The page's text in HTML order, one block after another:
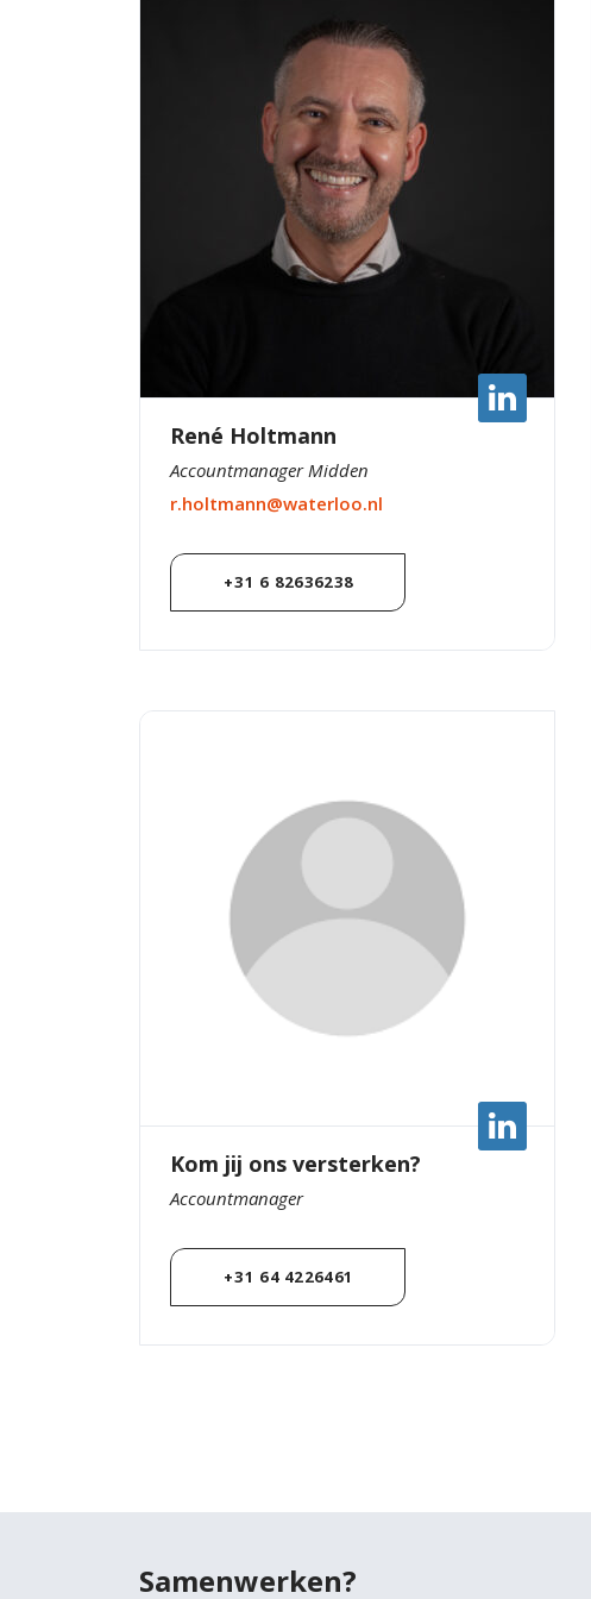
René Holtmann
Accountmanager Midden
r.holtmann@waterloo.nl
+31 6 82636238
Kom jij ons versterken?
Accountmanager
+31 64 4226461
Samenwerken?